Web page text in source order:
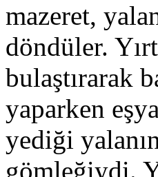
mazeret,
döndüler.
bulaştırarak
yaparken
yediği
gömleğiydi.